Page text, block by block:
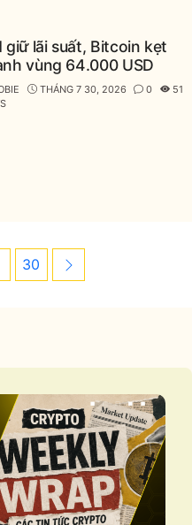
giữ lãi suất, Bitcoin kẹt
vùng 64.000 USD
THÁNG 7 30, 2026 0
51
Page
30 Next